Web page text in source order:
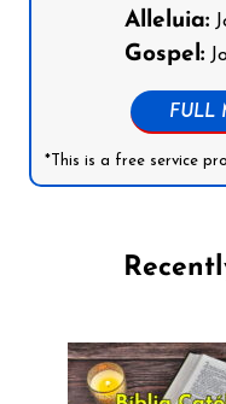
Alleluia:
Gospel:
FULL
*This is a free service